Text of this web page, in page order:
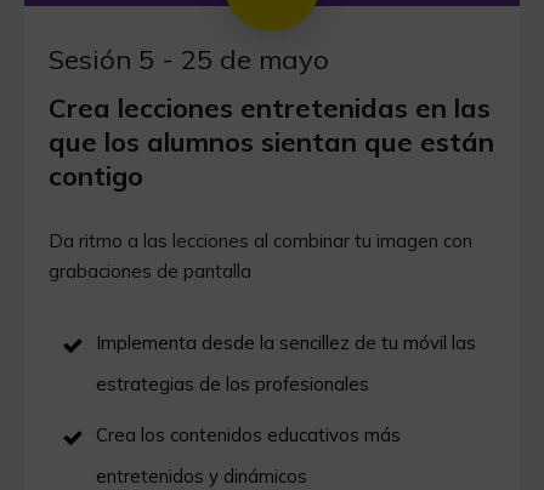
Sesión 5 - 25 de mayo
Crea lecciones entretenidas en las
que los alumnos sientan que están
contigo
Da ritmo a las lecciones al combinar tu imagen con
grabaciones de pantalla
Implementa desde la sencillez de tu móvil las
estrategias de los profesionales
Crea los contenidos educativos más
entretenidos y dinámicos